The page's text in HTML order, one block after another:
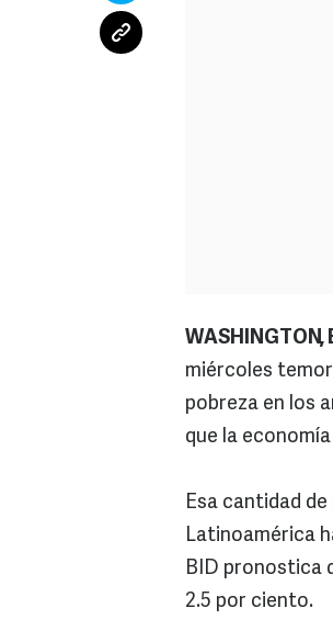
WASHINGTON,
miércoles
pobreza en los
que la
Esa cantidad
Latinoamérica
BID pronostica
2.5 por ciento.